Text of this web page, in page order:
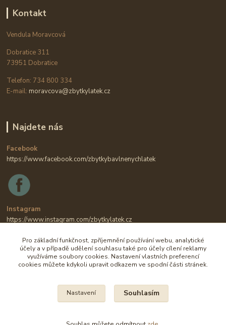
Kontakt
Vendula Moravcová
Dobratice 311
73951 Dobratice
Telefon: 734 800 334
E-mail: moravcova@zbytkylatek.cz
Najdete nás
Facebook
https://www.facebook.com/zbytkybavlnenychlatek
Instagram
https://www.instagram.com/zbytkylatek.cz
Na všechny fotografie se vztahují autorská práva.
Pro základní funkčnost, zpříjemnění používání webu, analytické
účely a v případě udělení souhlasu také pro účely cílení reklamy
využíváme soubory cookies. Nastavení vlastních preferencí
cookies můžete kdykoli upravit odkazem ve spodní části stránek.
Nastavení Souhlasím